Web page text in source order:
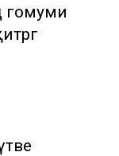
гомуми